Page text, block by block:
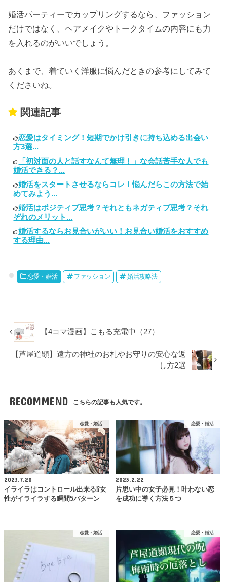
婚活パーティーでカップリングするなら、ファッション
だけではなく、ヘアメイクやトークタイムの内容にも力
を入れるのがいいでしょう。
あくまで、着ていく洋服に悩んだときの参考にしてみて
くださいね。
関連記事
恋愛はタイミング！短期でかけ引きに持ち込める出会い
方3選...
「初対面の人と話すなんて無理！」な会話苦手な人でも
婚活できる？...
婚活をスタートさせるならコレ！悩んだらこの方法で始
めてみよう...
婚活はポジティブ思考？それともネガティブ思考？それ
ぞれのメリット...
婚活するならお見合いがいい！お見合い婚活をおすすめ
する理由...
恋愛・婚活 ファッション 婚活攻略法
【4コマ漫画】こもる充電中（27）
【芦屋道顕】遠方の神社のお札やお守りの安心な返
し方2選
RECOMMEND こちらの記事も人気です。
恋愛・婚活
2023.7.20
イライラはコントロール出来る⁉女
性がイライラする瞬間5パターン
恋愛・婚活
2023.2.22
片思い中の女子必見！叶わない恋
を成功に導く方法５つ
恋愛・婚活 恋愛・婚活